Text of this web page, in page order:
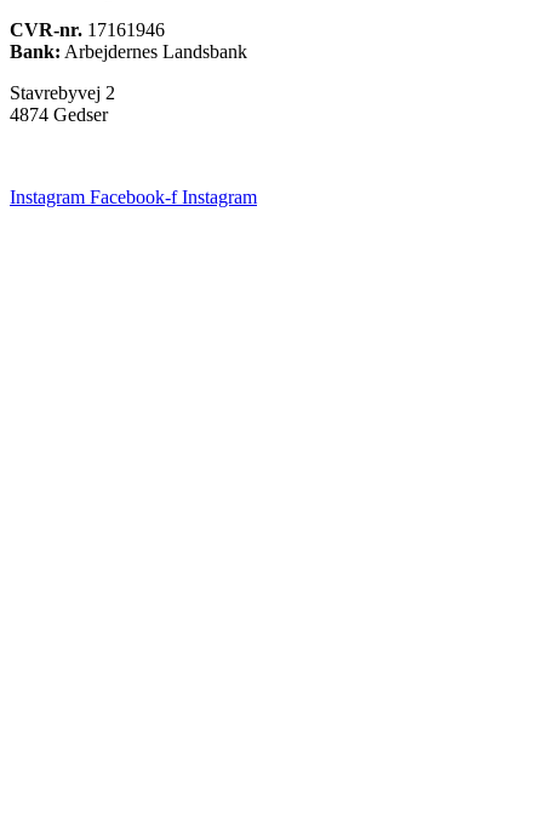
CVR-nr. 17161946
Bank: Arbejdernes Landsbank
Stavrebyvej 2
4874 Gedser
Instagram Facebook-f Instagram